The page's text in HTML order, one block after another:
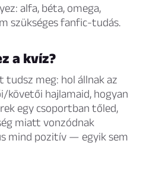
alfa, béta, omega,
szükséges fanfic-tudás.
a kvíz?
tudsz meg: hol állnak az
hajlamaid, hogyan
egy csoportban tőled,
miatt vonzódnak
mind pozitív — egyik sem